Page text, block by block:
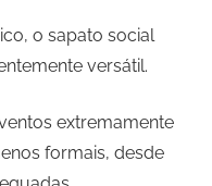
o sapato social
versátil.
extremamente
formais, desde